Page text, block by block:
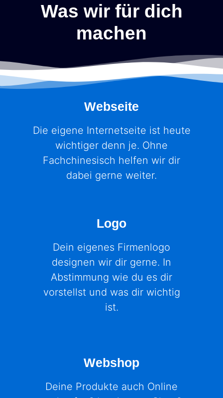
Was wir für dich
machen
Webseite
Die eigene Internetseite ist heute
wichtiger denn je. Ohne
Fachchinesisch helfen wir dir
dabei gerne weiter.
Logo
Dein eigenes Firmenlogo
designen wir dir gerne. In
Abstimmung wie du es dir
vorstellst und was dir wichtig
ist.
Webshop
Deine Produkte auch Online